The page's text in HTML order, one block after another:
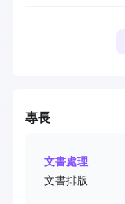
專長
文書處理
文書排版